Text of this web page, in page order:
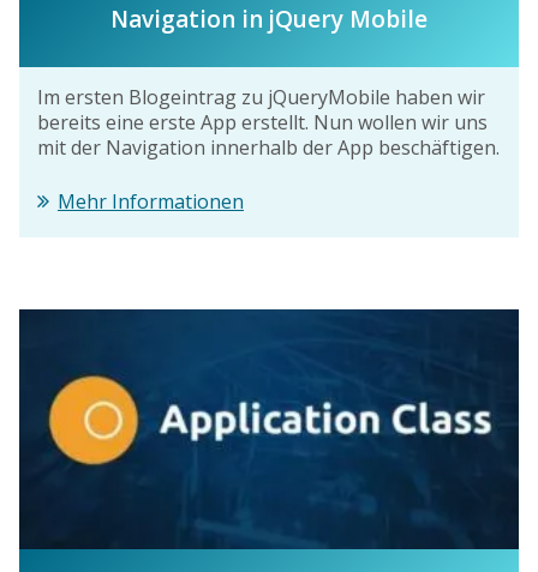
Navigation in jQuery Mobile
Im ersten Blogeintrag zu jQueryMobile haben wir
bereits eine erste App erstellt. Nun wollen wir uns
mit der Navigation innerhalb der App beschäftigen.
Mehr Informationen